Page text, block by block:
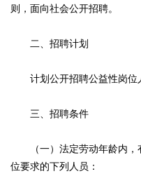
则，面向社会公开招聘。
二、招聘计划
计划公开招聘公益性岗位
三、招聘条件
（一）法定劳动年龄内，
位要求的下列人员：